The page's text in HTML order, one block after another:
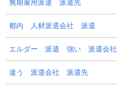
無期雇用派遣 派遣先
都内 人材派遣会社 派遣
エルダー 派遣 強い 派遣会社
違う 派遣会社 派遣先